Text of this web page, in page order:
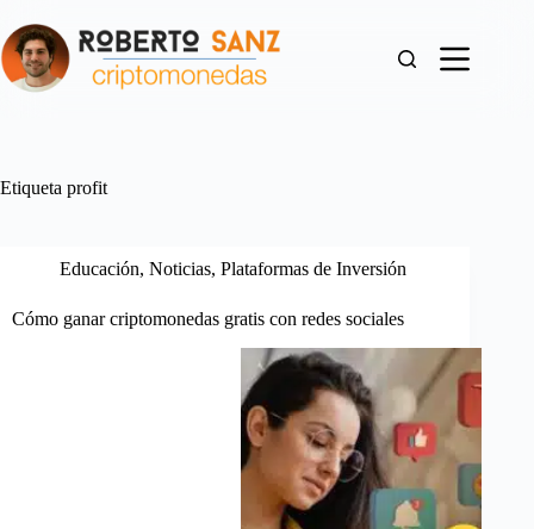
al
contenido
Etiqueta profit
Educación, Noticias, Plataformas de Inversión
Cómo ganar criptomonedas gratis con redes sociales